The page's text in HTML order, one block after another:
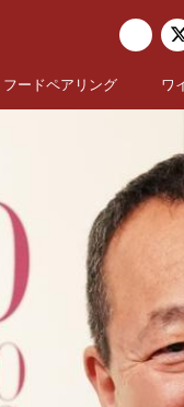
フードペアリング ワ